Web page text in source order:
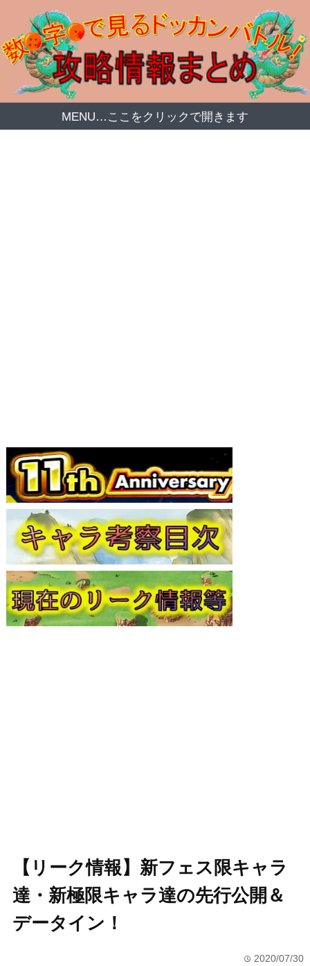
MENU…ここをクリックで開きます
【リーク情報】新フェス限キャラ
達・新極限キャラ達の先行公開＆
データイン！
time 2020/07/30